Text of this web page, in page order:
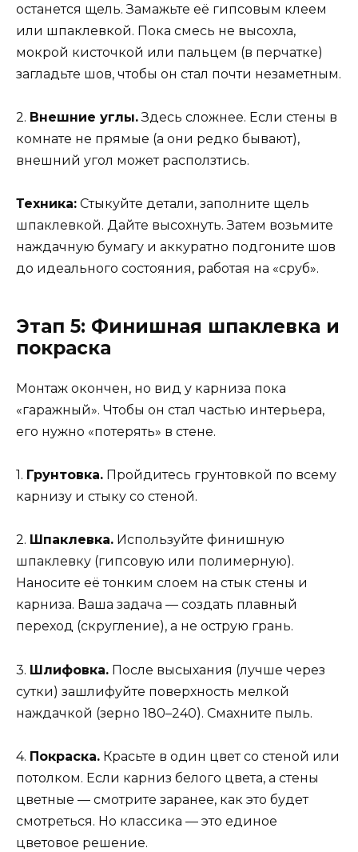
останется щель. Замажьте её гипсовым клеем
или шпаклевкой. Пока смесь не высохла,
мокрой кисточкой или пальцем (в перчатке)
загладьте шов, чтобы он стал почти незаметным.
2. Внешние углы.Здесь сложнее. Если стены в
комнате не прямые (а они редко бывают),
внешний угол может расползтись.
Техника: Стыкуйте детали, заполните щель
шпаклевкой. Дайте высохнуть. Затем возьмите
наждачную бумагу и аккуратно подгоните шов
до идеального состояния, работая на «сруб».
Этап 5: Финишная шпаклевка и
покраска
Монтаж окончен, но вид у карниза пока
«гаражный». Чтобы он стал частью интерьера,
его нужно «потерять» в стене.
1. Грунтовка. Пройдитесь грунтовкой по всему
карнизу и стыку со стеной.
2. Шпаклевка. Используйте финишную
шпаклевку (гипсовую или полимерную).
Наносите её тонким слоем на стык стены и
карниза. Ваша задача — создать плавный
переход (скругление), а не острую грань.
3. Шлифовка. После высыхания (лучше через
сутки) зашлифуйте поверхность мелкой
наждачкой (зерно 180–240). Смахните пыль.
4. Покраска. Красьте в один цвет со стеной или
потолком. Если карниз белого цвета, а стены
цветные — смотрите заранее, как это будет
смотреться. Но классика — это единое
цветовое решение.